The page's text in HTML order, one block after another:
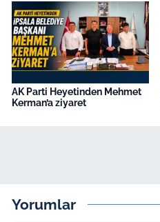
AK Parti Heyetinden Mehmet
Kerman’a ziyaret
Yorumlar